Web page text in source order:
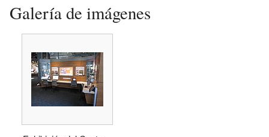
Galería de imágenes